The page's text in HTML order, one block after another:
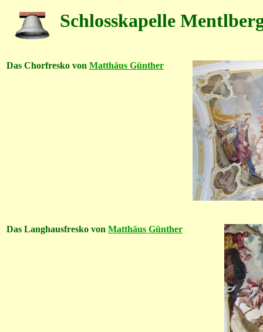
Schlosskapelle
Das Chorfresko von Matthäus Günther
Das Langhausfresko von Matthäus Günther